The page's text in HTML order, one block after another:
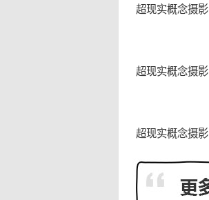
超现实概念摄影
超现实概念摄影
超现实概念摄影